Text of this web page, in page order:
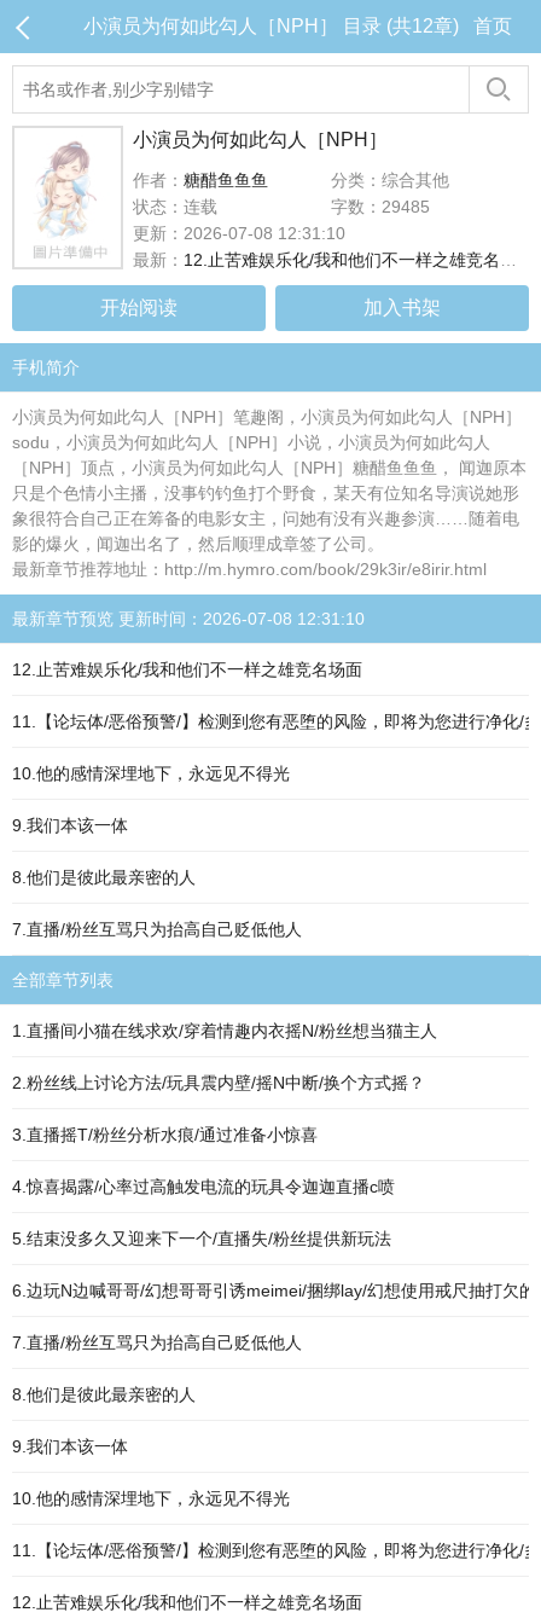
小演员为何如此勾人［NPH］ 目录 (共12章) 首页
小演员为何如此勾人［NPH］
作者： 糖醋鱼鱼鱼
分类：综合其他
状态：连载
字数：29485
更新：2026-07-08 12:31:10
最新： 12.止苦难娱乐化/我和他们不一样之雄竞名场面
开始阅读 加入书架
手机简介
小演员为何如此勾人［NPH］笔趣阁，小演员为何如此勾人［NPH］
sodu，小演员为何如此勾人［NPH］小说，小演员为何如此勾人
［NPH］顶点，小演员为何如此勾人［NPH］糖醋鱼鱼鱼， 闻迦原本
只是个色情小主播，没事钓钓鱼打个野食，某天有位知名导演说她形
象很符合自己正在筹备的电影女主，问她有没有兴趣参演……随着电
影的爆火，闻迦出名了，然后顺理成章签了公司。
最新章节推荐地址：http://m.hymro.com/book/29k3ir/e8irir.html
最新章节预览 更新时间：2026-07-08 12:31:10
12.止苦难娱乐化/我和他们不一样之雄竞名场面
11.【论坛体/恶俗预警/】检测到您有恶堕的风险，即将为您进行净化/
10.他的感情深埋地下，永远见不得光
9.我们本该一体
8.他们是彼此最亲密的人
7.直播/粉丝互骂只为抬高自己贬低他人
全部章节列表
1.直播间小猫在线求欢/穿着情趣内衣摇N/粉丝想当猫主人
2.粉丝线上讨论方法/玩具震内壁/摇N中断/换个方式摇？
3.直播摇T/粉丝分析水痕/通过准备小惊喜
4.惊喜揭露/心率过高触发电流的玩具令迦迦直播c喷
5.结束没多久又迎来下一个/直播失/粉丝提供新玩法
6.边玩N边喊哥哥/幻想哥哥引诱meimei/捆绑lay/幻想使用戒尺抽打欠
7.直播/粉丝互骂只为抬高自己贬低他人
8.他们是彼此最亲密的人
9.我们本该一体
10.他的感情深埋地下，永远见不得光
11.【论坛体/恶俗预警/】检测到您有恶堕的风险，即将为您进行净化/
12.止苦难娱乐化/我和他们不一样之雄竞名场面